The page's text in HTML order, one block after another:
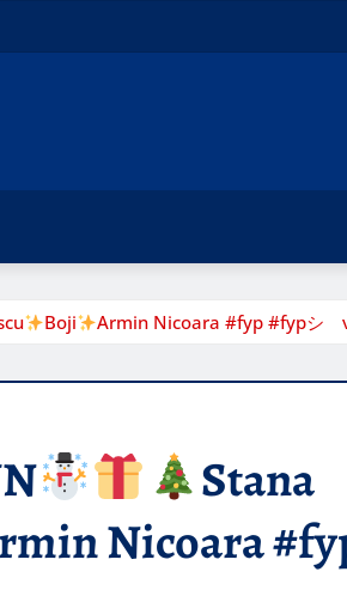
Boji Armin Nicoara #fyp #fypシ゚
Stana
Nicoara